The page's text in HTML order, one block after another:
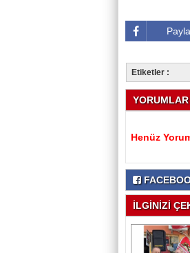
Etiketler :
YORUMLAR
Henüz
İLGİNİZİ